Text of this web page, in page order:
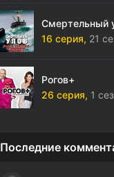
Смертельный
16 серия, 21
Рогов+
26 серия, 1
Последние